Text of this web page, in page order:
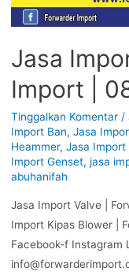
Jasa
Import |
Tinggalkan Komentar /
Import Ban, Jasa
Heammer, Jasa Import
Import Genset, jasa
abuhanifah
Jasa Import Valve |
Import Kipas Blower |
Facebook-f Instagram